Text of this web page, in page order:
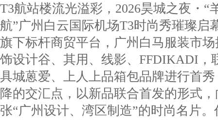
T3航站楼流光溢彩，2026昊城之夜・“
航”广州白云国际机场T3时尚秀璀璨启
旗下标杆商贸平台，广州白马服装市
饰设计谷、其用、线影、FFDIKADI，
具城蒽爱、上人上品箱包品牌进行首
降的交汇点，以新品联合首发的形式
张“广州设计、湾区制造”的时尚名片